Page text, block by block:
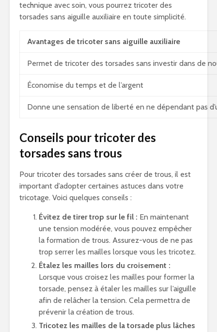
technique avec soin, vous pourrez tricoter des
torsades sans aiguille auxiliaire en toute simplicité.
Avantages de tricoter sans aiguille auxiliaire
Permet de tricoter des torsades sans investir dans de
Économise du temps et de l’argent
Donne une sensation de liberté en ne dépendant pas
Conseils pour tricoter des
torsades sans trous
Pour tricoter des torsades sans créer de trous, il est
important d’adopter certaines astuces dans votre
tricotage. Voici quelques conseils :
Évitez de tirer trop sur le fil : En maintenant
une tension modérée, vous pouvez empêcher
la formation de trous. Assurez-vous de ne pas
trop serrer les mailles lorsque vous les tricotez.
Étalez les mailles lors du croisement :
Lorsque vous croisez les mailles pour former la
torsade, pensez à étaler les mailles sur l’aiguille
afin de relâcher la tension. Cela permettra de
prévenir la création de trous.
Tricotez les mailles de la torsade plus lâches